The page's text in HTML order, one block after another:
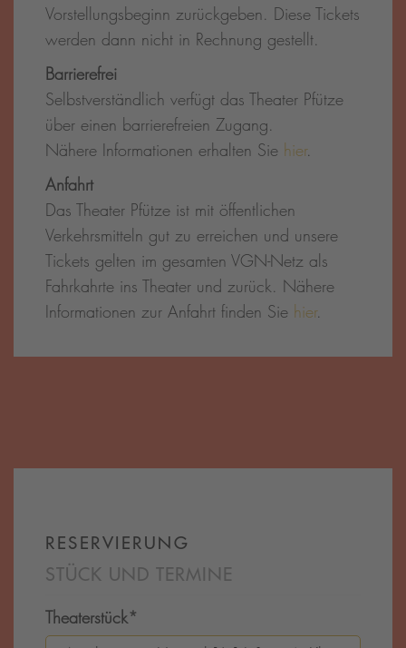
Vorstellungsbeginn zurückgeben. Diese Tickets
werden dann nicht in Rechnung gestellt.
Barrierefrei
Selbstverständlich verfügt das Theater Pfütze
über einen barrierefreien Zugang.
Nähere Informationen erhalten Sie hier.
Anfahrt
Das Theater Pfütze ist mit öffentlichen
Verkehrsmitteln gut zu erreichen und unsere
Tickets gelten im gesamten VGN-Netz als
Fahrkahrte ins Theater und zurück. Nähere
Informationen zur Anfahrt finden Sie hier.
RESERVIERUNG
STÜCK UND TERMINE
Theaterstück*